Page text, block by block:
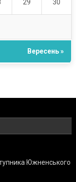
29 30
Вересень »
Южненського